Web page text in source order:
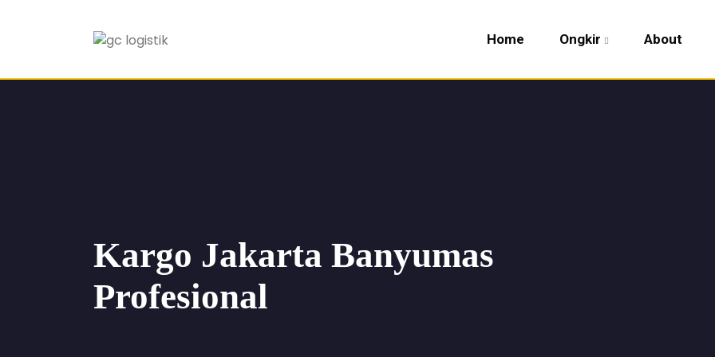
Home Ongkir About
Kargo Jakarta Banyumas
Profesional